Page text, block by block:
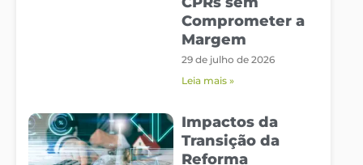
Comprometer a
Margem
29 de julho de 2026
Leia mais »
Impactos da
Transição da
Reforma